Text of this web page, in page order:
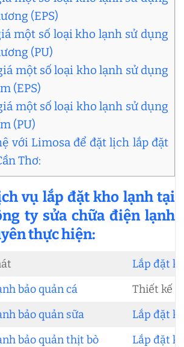
(EPS)
một số loại kho lạnh sử dụng
(PU)
một số loại kho lạnh sử dụng
(EPS)
một số loại kho lạnh sử dụng
(PU)
với Limosa để đặt lịch lắp đặt
Thơ:
vụ lắp đặt kho lạnh tại
ty sửa chữa điện lạnh
thực hiện:
Lắp đặt
bảo quản cá
Thiết kế
bảo quản sữa
Lắp đặt
bảo quản thịt bò
Lắp đặt